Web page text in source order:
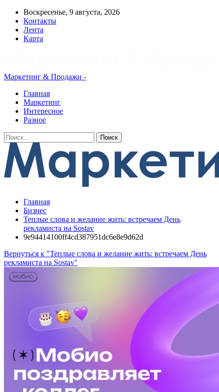
Воскресенье, 9 августа, 2026
Контакты
Лента
Карта
Маркетинг & Продажи -
Главная
Маркетинг
Интересное
Разное
Главная
Бизнес
Теплые слова и желание жить: встречаем День
рекламиста на Sostav
9e94414100ff4cd387951dc6e8e9d62d
Вернуться к "Теплые слова и желание жить: встречаем День
рекламиста на Sostav"